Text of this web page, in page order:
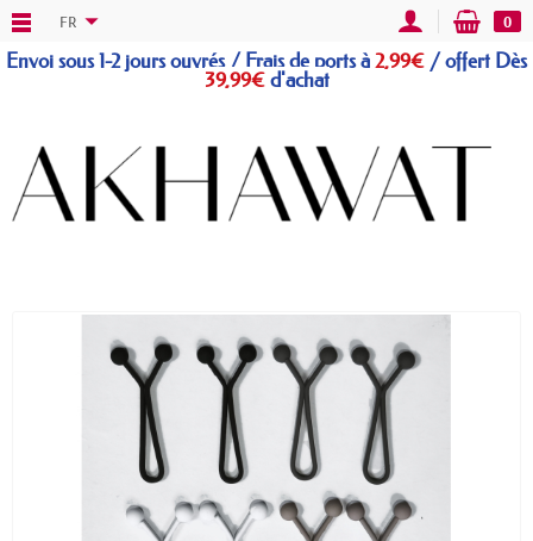
Envoi sous 1-2 jours ouvrés / Frais de ports à 2,99€ /offert Dès
39,99€d'achat
FR 0